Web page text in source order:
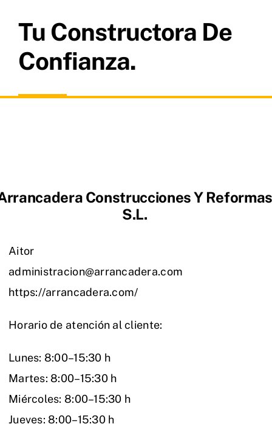
Tu Constructora De
Confianza.
Construcciones Y Reformas
S.L.
Aitor
administracion@arrancadera.com
https://arrancadera.com/
Horario de atención al cliente:
Lunes: 8:00–15:30 h
Martes: 8:00–15:30 h
Miércoles: 8:00–15:30 h
Jueves: 8:00–15:30 h